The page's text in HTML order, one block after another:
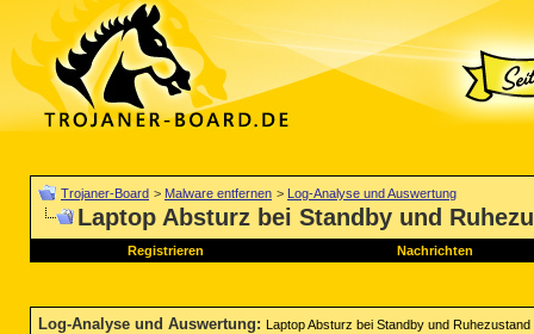
Trojaner-Board > Malware entfernen > Log-Analyse und Auswertung
Laptop Absturz bei Standby und
Registrieren Nachrichten
Log-Analyse und Auswertung: Laptop Absturz bei Standby und Ruhezustand